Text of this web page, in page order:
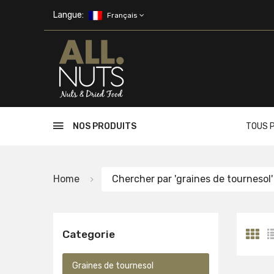
Langue: Français
NOS PRODUITS TOUS
Home Chercher par 'graines de tournesol'
Categorie
Graines de tournesol